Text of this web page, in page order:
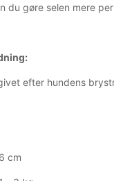
du gøre selen mere
efter hundens
cm